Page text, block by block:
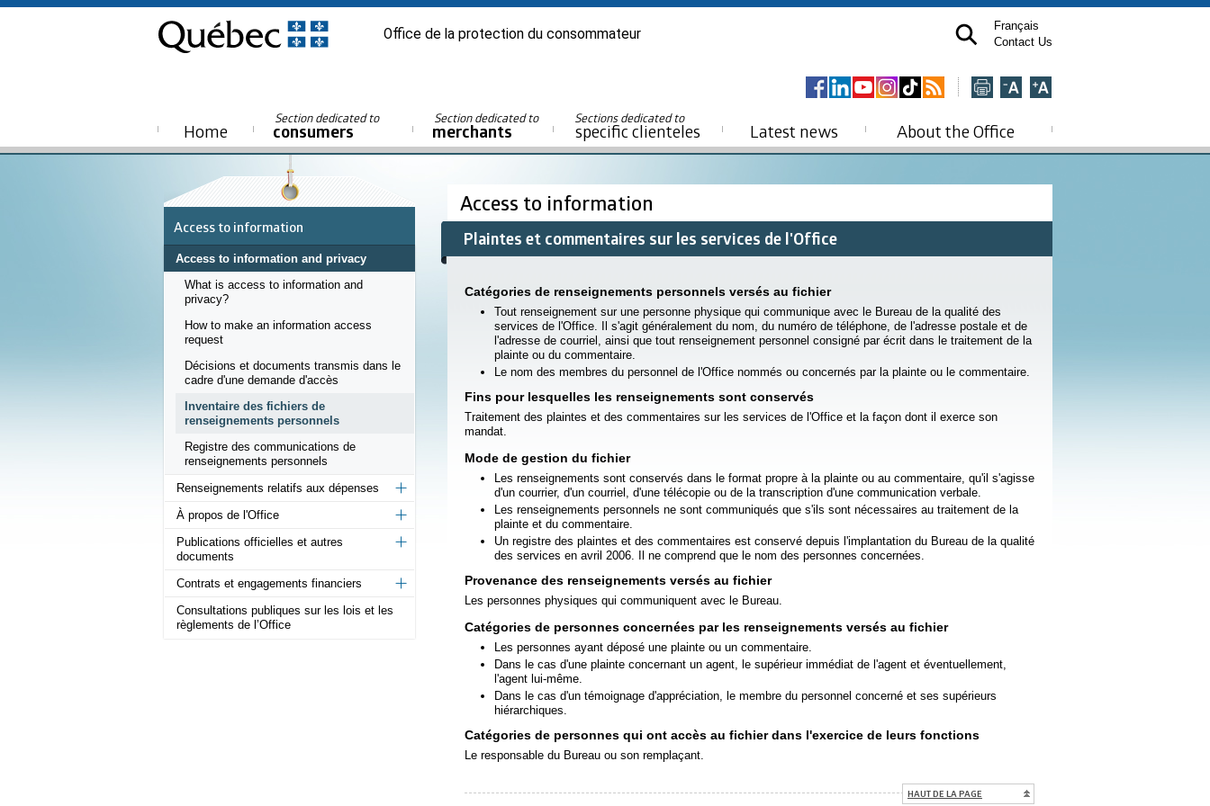
Office de la protection du consommateur
Français
Contact Us
Home
Section dedicated to
consumers
Section dedicated to
merchants
Sections dedicated to
specific clienteles Latest news About the Office
Access to information
Access to information and privacy
What is access to information and
privacy?
How to make an information access
request
Décisions et documents transmis dans le
cadre d'une demande d'accès
Inventaire des fichiers de
renseignements personnels
Registre des communications de
renseignements personnels
Renseignements relatifs aux dépenses
À propos de l'Office
Publications officielles et autres
documents
Contrats et engagements financiers
Consultations publiques sur les lois et les
règlements de l’Office
Access to information
Plaintes et commentaires sur les services de l'Office
Catégories de renseignements personnels versés au fichier
Tout renseignement sur une personne physique qui communique avec le Bureau de la qualité des
services de l'Office. Il s'agit généralement du nom, du numéro de téléphone, de l'adresse postale et de
l'adresse de courriel, ainsi que tout renseignement personnel consigné par écrit dans le traitement de la
plainte ou du commentaire.
Le nom des membres du personnel de l'Office nommés ou concernés par la plainte ou le commentaire.
Fins pour lesquelles les renseignements sont conservés
Traitement des plaintes et des commentaires sur les services de l'Office et la façon dont il exerce son
mandat.
Mode de gestion du fichier
Les renseignements sont conservés dans le format propre à la plainte ou au commentaire, qu'il s'agisse
d'un courrier, d'un courriel, d'une télécopie ou de la transcription d'une communication verbale.
Les renseignements personnels ne sont communiqués que s'ils sont nécessaires au traitement de la
plainte et du commentaire.
Un registre des plaintes et des commentaires est conservé depuis l'implantation du Bureau de la qualité
des services en avril 2006. Il ne comprend que le nom des personnes concernées.
Provenance des renseignements versés au fichier
Les personnes physiques qui communiquent avec le Bureau.
Catégories de personnes concernées par les renseignements versés au fichier
Les personnes ayant déposé une plainte ou un commentaire.
Dans le cas d'une plainte concernant un agent, le supérieur immédiat de l'agent et éventuellement,
l'agent lui-même.
Dans le cas d'un témoignage d'appréciation, le membre du personnel concerné et ses supérieurs
hiérarchiques.
Catégories de personnes qui ont accès au fichier dans l'exercice de leurs fonctions
Le responsable du Bureau ou son remplaçant.
HAUT DE LA PAGE